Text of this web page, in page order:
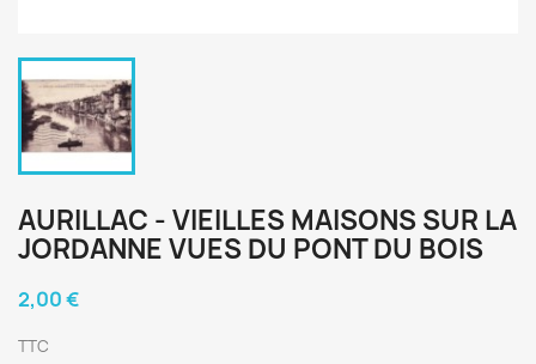
AURILLAC - VIEILLES MAISONS SUR LA
JORDANNE VUES DU PONT DU BOIS
2,00 €
TTC